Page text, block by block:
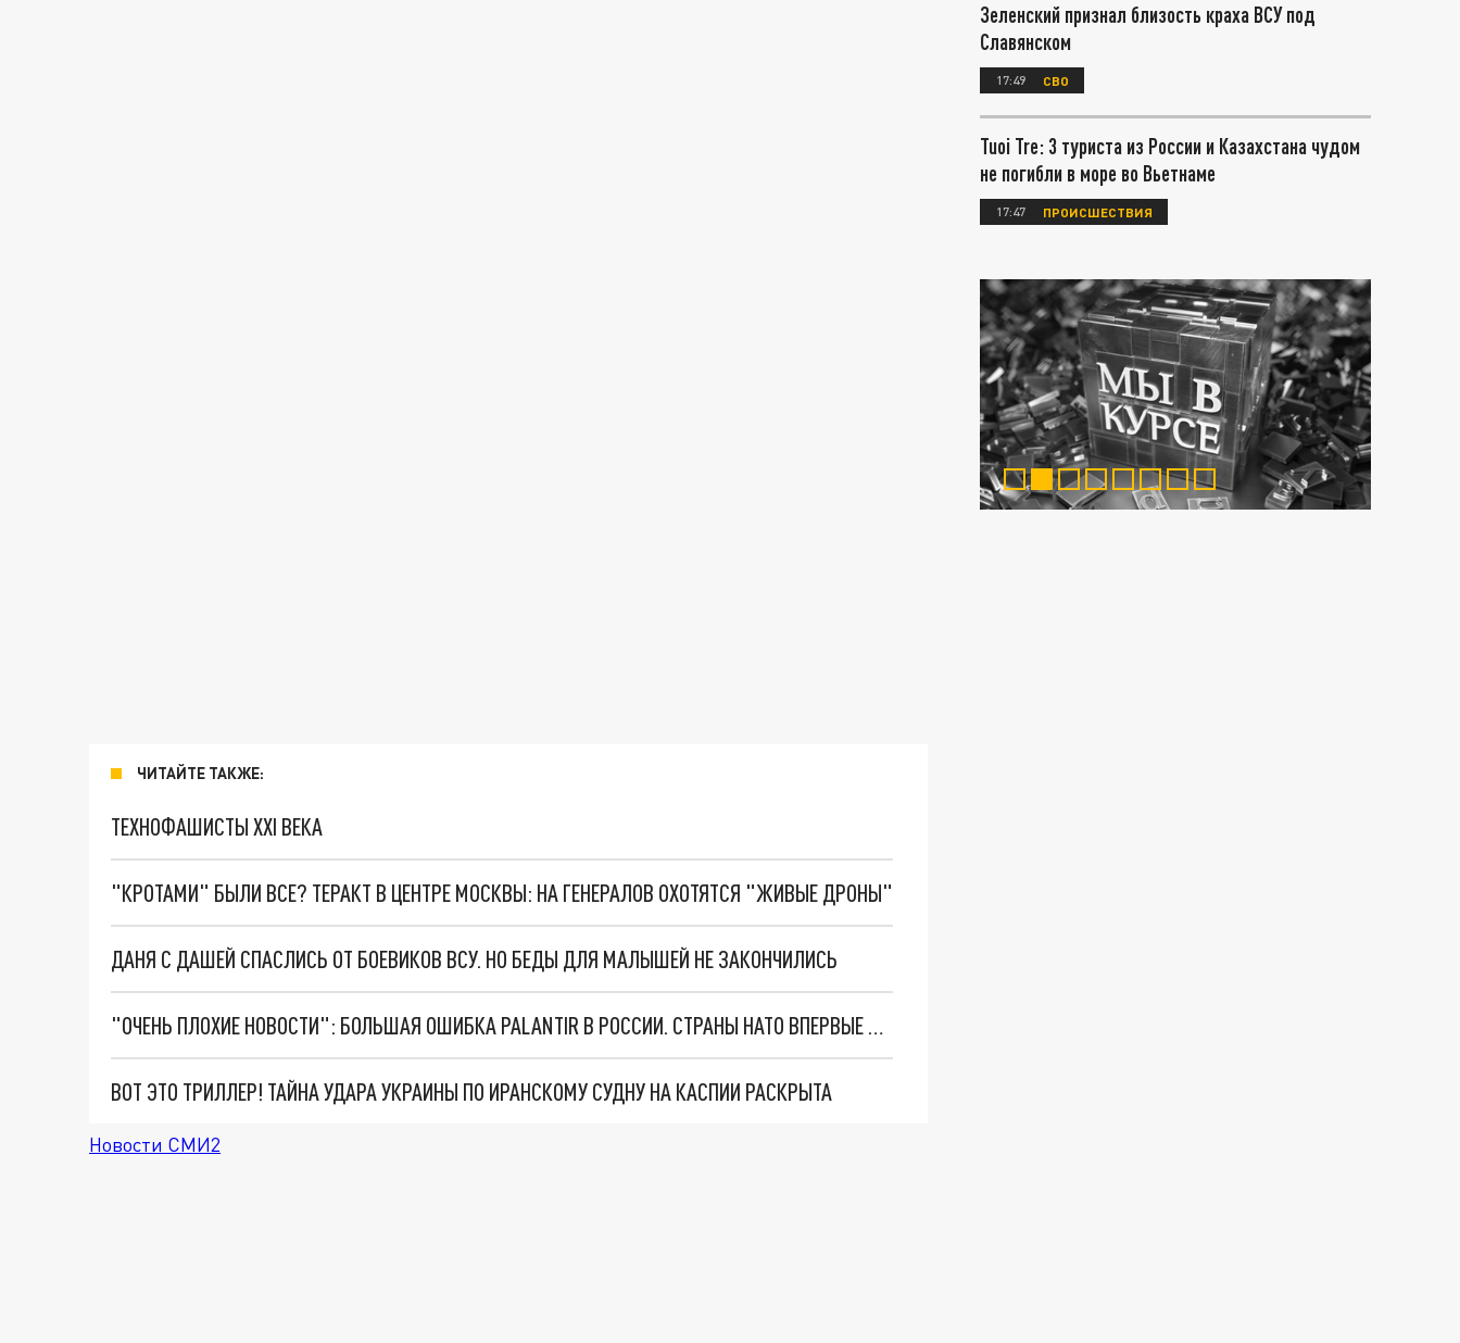
ЧИТАЙТЕ ТАКЖЕ:
ТЕХНОФАШИСТЫ XXI ВЕКА
"КРОТАМИ" БЫЛИ ВСЕ? ТЕРАКТ В ЦЕНТРЕ МОСКВЫ: НА ГЕНЕРАЛОВ ОХОТЯТСЯ "ЖИВЫЕ ДРОНЫ"
ДАНЯ С ДАШЕЙ СПАСЛИСЬ ОТ БОЕВИКОВ ВСУ. НО БЕДЫ ДЛЯ МАЛЫШЕЙ НЕ ЗАКОНЧИЛИСЬ
"ОЧЕНЬ ПЛОХИЕ НОВОСТИ": БОЛЬШАЯ ОШИБКА PALANTIR В РОССИИ. СТРАНЫ НАТО ВПЕРВЫЕ ЗА СВО ОСТАНОВИЛИ ПОСТАВКИ ОРУЖИЯ. ВСУ ТЕРЯЮТ ПРИГРАНИЧЬЕ?
ВОТ ЭТО ТРИЛЛЕР! ТАЙНА УДАРА УКРАИНЫ ПО ИРАНСКОМУ СУДНУ НА КАСПИИ РАСКРЫТА
Новости СМИ2
Зеленский признал близость краха ВСУ под
Славянском
17:49 СВО
Tuoi Tre: 3 туриста из России и Казахстана чудом
не погибли в море во Вьетнаме
17:47 ПРОИСШЕСТВИЯ